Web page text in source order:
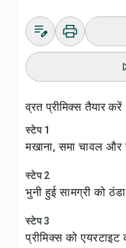
व्रत प्रीमिक्स तैयार करें
स्टेप 1
मखाना, समा चावल और
स्टेप 2
भुनी हुई सामग्री को
स्टेप 3
प्रीमिक्स को